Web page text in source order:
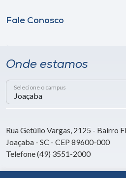
Fale Conosco
Onde estamos
Selecione o campus
Rua Getúlio Vargas, 2125 - Bairro
Joaçaba - SC - CEP 89600-000
Telefone (49) 3551-2000